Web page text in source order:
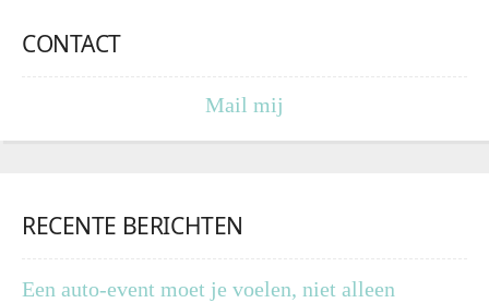
CONTACT
Mail mij
RECENTE BERICHTEN
Een auto-event moet je voelen, niet alleen